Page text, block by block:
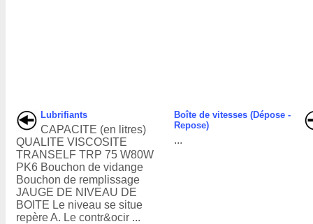
Lubrifiants
CAPACITE (en litres)
QUALITE VISCOSITE
TRANSELF TRP 75 W80W
PK6 Bouchon de vidange
Bouchon de remplissage
JAUGE DE NIVEAU DE
BOITE Le niveau se situe
repère A. Le contr&ocir ...
Boîte de vitesses (Dépose -
Repose)
...